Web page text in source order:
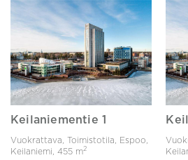
Keilaniementie 1
Vuokrattava, Toimistotila, Espoo,
Keilaniemi, 455 m2